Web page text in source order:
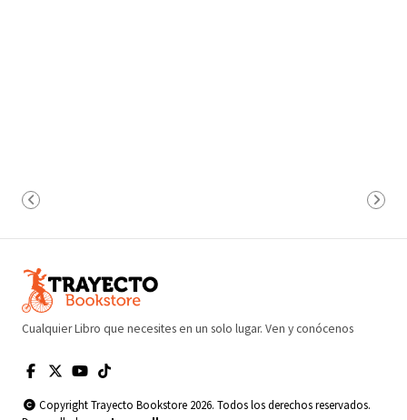
Cualquier Libro que necesites en un solo lugar. Ven y conócenos
Copyright Trayecto Bookstore 2026. Todos los derechos reservados.